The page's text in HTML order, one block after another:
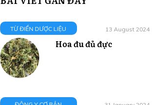
TỪ ĐIỂN DƯỢC LIỆU 13 August 2024
Hoa đu đủ đực